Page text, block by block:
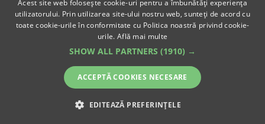
Acest site web folosește cookie-uri pentru a îmbunătăți experiența
utilizatorului. Prin utilizarea site-ului nostru web, sunteți de acord cu
toate cookie-urile în conformitate cu Politica noastră privind cookie-
urile. Află mai multe
SHOW ALL PARTNERS (1910) →
ACCEPTĂ COOKIES NECESARE
EDITEAZĂ PREFERINȚELE